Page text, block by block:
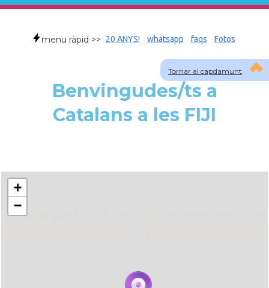
Tornar al capdamunt
menu ràpid >> 20 ANYS! whatsapp faqs Fotos
Benvingudes/ts a
Catalans a les FIJI
... carregant 484 webs... un moment si us
+
−